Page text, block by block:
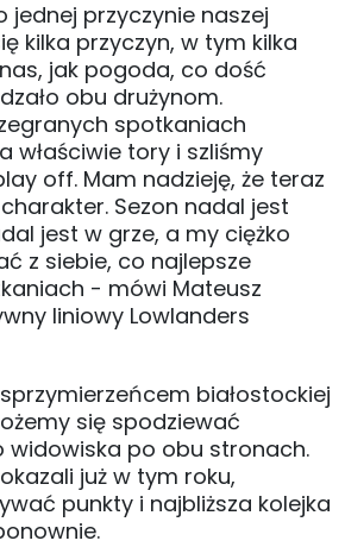
jednej przyczynie naszej
kilka przyczyn, w tym kilka
jak pogoda, co dość
obu drużynom.
spotkaniach
właściwie tory i szliśmy
off. Mam nadzieję, że teraz
Sezon nadal jest
jest w grze, a my ciężko
z siebie, co najlepsze
- mówi Mateusz
liniowy Lowlanders
białostockiej
się spodziewać
widowiska po obu stronach.
już w tym roku,
punkty i najbliższa kolejka